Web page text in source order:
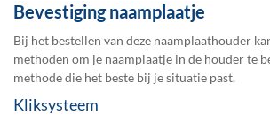
Bevestiging naamplaatje
Bij het bestellen van deze naamplaathouder
methoden om je naamplaatje in de houder te
methode die het beste bij je situatie past.
Kliksysteem